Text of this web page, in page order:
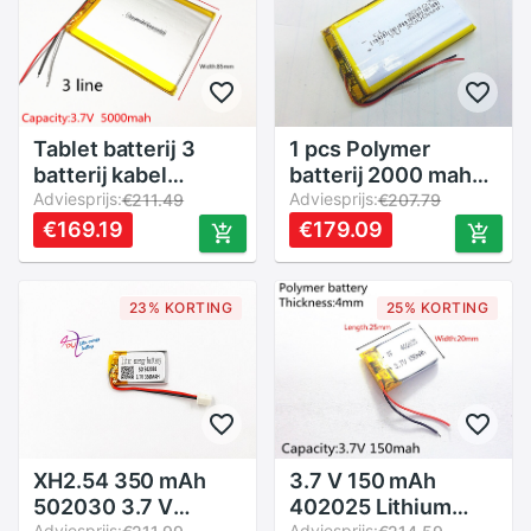
Tablet batterij 3
batterij kabel
4285104 capaciteit
5000 mAh polymeer
batterij voor tablet
Adviesprijs:€211.49
€169.19
1 pcs Polymer
batterij 2000 mah
3.7 V 504070 smart
home MP3
luidsprekers Li-Ion
batterij voor dvr,
GPS, mp3, mp4,
mobiele telefoon,
luidspreker
Adviesprijs:€207.79
€179.09
23% KORTING
XH2.54 350 mAh
502030 3.7 V
25% KORTING
3.7 V 150 mAh
402025 Lithium